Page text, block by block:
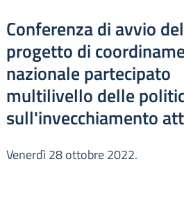
Conferenza di avvio
progetto di
nazionale partecipato
multilivello delle
sull'invecchiamento
Venerdì 28 ottobre 2022.